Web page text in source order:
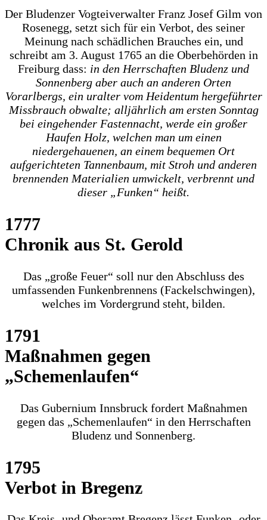
Der Bludenzer Vogteiverwalter Franz Josef Gilm von
Rosenegg, setzt sich für ein Verbot, des seiner
Meinung nach schädlichen Brauches ein, und
schreibt am 3. August 1765 an die Oberbehörden in
Freiburg dass: in den Herrschaften Bludenz und
Sonnenberg aber auch an anderen Orten
Vorarlbergs, ein uralter vom Heidentum hergeführter
Missbrauch obwalte; alljährlich am ersten Sonntag
bei eingehender Fastennacht, werde ein großer
Haufen Holz, welchen man um einen
niedergehauenen, an einem bequemen Ort
aufgerichteten Tannenbaum, mit Stroh und anderen
brennenden Materialien umwickelt, verbrennt und
dieser „Funken“ heißt.
1777
Chronik aus St. Gerold
Das „große Feuer“ soll nur den Abschluss des
umfassenden Funkenbrennens (Fackelschwingen),
welches im Vordergrund steht, bilden.
1791
Maßnahmen gegen
„Schemenlaufen“
Das Gubernium Innsbruck fordert Maßnahmen
gegen das „Schemenlaufen“ in den Herrschaften
Bludenz und Sonnenberg.
1795
Verbot in Bregenz